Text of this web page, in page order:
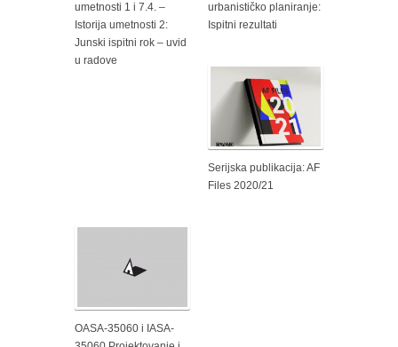
umetnosti 1 i 7.4. –
Istorija umetnosti 2:
Junski ispitni rok – uvid
u radove
urbanističko planiranje:
Ispitni rezultati
Serijska publikacija: AF
Files 2020/21
OASA-35060 i IASA-